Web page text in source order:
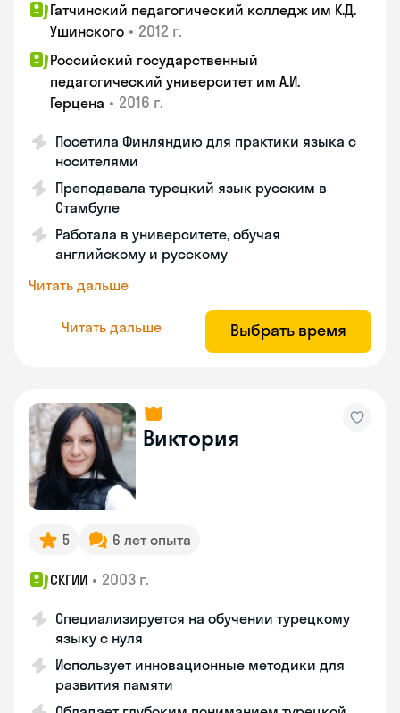
Гатчинский педагогический колледж им К.Д.
Ушинского • 2012 г.
Российский государственный
педагогический университет им А.И.
Герцена • 2016 г.
Посетила Финляндию для практики языка с
носителями
Преподавала турецкий язык русским в
Стамбуле
Работала в университете, обучая
английскому и русскому
Читать дальше
Читать дальше Выбрать время
Виктория
5 6 лет опыта
СКГИИ • 2003 г.
Специализируется на обучении турецкому
языку с нуля
Использует инновационные методики для
развития памяти